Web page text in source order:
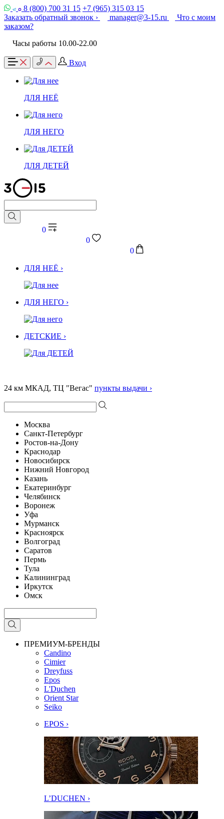
8 (800) 700 31 15 +7 (965) 315 03 15
Заказать обратный звонок ›
manager@3-15.ru
Что с моим
заказом?
Часы работы 10.00-22.00
Вход
ДЛЯ НЕЁ
ДЛЯ НЕГО
ДЛЯ ДЕТЕЙ
0
0
0
ДЛЯ НЕЁ ›
ДЛЯ НЕГО ›
ДЕТСКИЕ ›
24 км МКАД, ТЦ "Вегас" пункты выдачи ›
Москва
Санкт-Петербург
Ростов-на-Дону
Краснодар
Новосибирск
Нижний Новгород
Казань
Екатеринбург
Челябинск
Воронеж
Уфа
Мурманск
Красноярск
Волгоград
Саратов
Пермь
Тула
Калининград
Иркутск
Омск
ПРЕМИУМ-БРЕНДЫ
Candino
Cimier
Dreyfuss
Epos
L'Duchen
Orient Star
Seiko
EPOS ›
L’DUCHEN ›